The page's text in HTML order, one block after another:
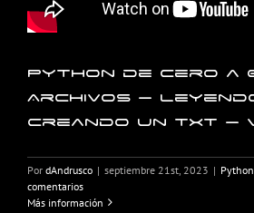
Python de Cero a
Archivos –
creando un txt –
Por dAndrusco | septiembre 21st, 2023 |
comentarios
Más información